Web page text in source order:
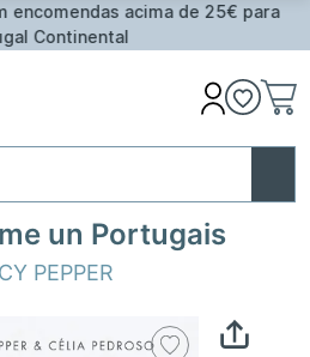
encomendas acima de 25€ para
Continental
un Portugais
PEPPER